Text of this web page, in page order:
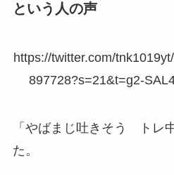
という人の声
https://twitter.com/
897728?s=21&t=g2-
「やばまじ吐きそう トレ
た。